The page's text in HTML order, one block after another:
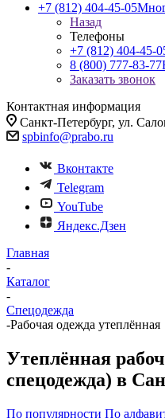
+7 (812) 404-45-05
Назад
Телефоны
+7 (812) 404-45-
8 (800) 777-83-77
Заказать звонок
Контактная информация
Санкт-Петербург, ул.
spbinfo@prabo.ru
Вконтакте
Telegram
YouTube
Яндекс.Дзен
Главная
-
Каталог
-
Спецодежда
-Рабочая одежда утеплённая
Утеплённая
спецодежда) в
По популярности По